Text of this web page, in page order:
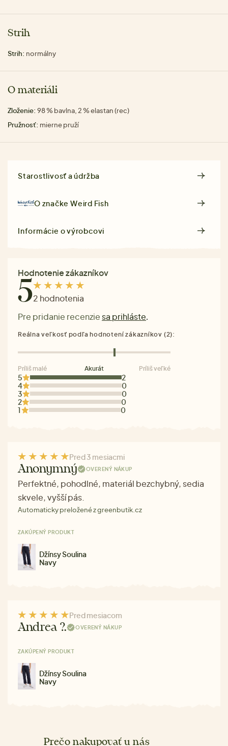
Strih
Strih: normálny
O materiáli
Zloženie: 98 % bavlna, 2 % elastan (rec)
Pružnosť: mierne pruží
Starostlivosť a údržba
O značkeWeird Fish
Informácie o výrobcovi
Hodnotenie zákazníkov
52 hodnotenia
Pre pridanie recenzie sa prihláste.
5
2
4
0
3
0
2
0
1
0
Reálna veľkosť podľa hodnotení zákazníkov (2):
Príliš malé Akurát Príliš veľké
Pred 3 mesiacmi
Anonymný OVERENÝ NÁKUP
Perfektné, pohodlné, materiál bezchybný, sedia
skvele, vyšší pás.
Automaticky preložené z greenbutik.cz
ZAKÚPENÝ PRODUKT
Džínsy Soulina
Navy
Pred mesiacom
Andrea ?. OVERENÝ NÁKUP
ZAKÚPENÝ PRODUKT
Džínsy Soulina
Navy
Prečo nakupovať u nás